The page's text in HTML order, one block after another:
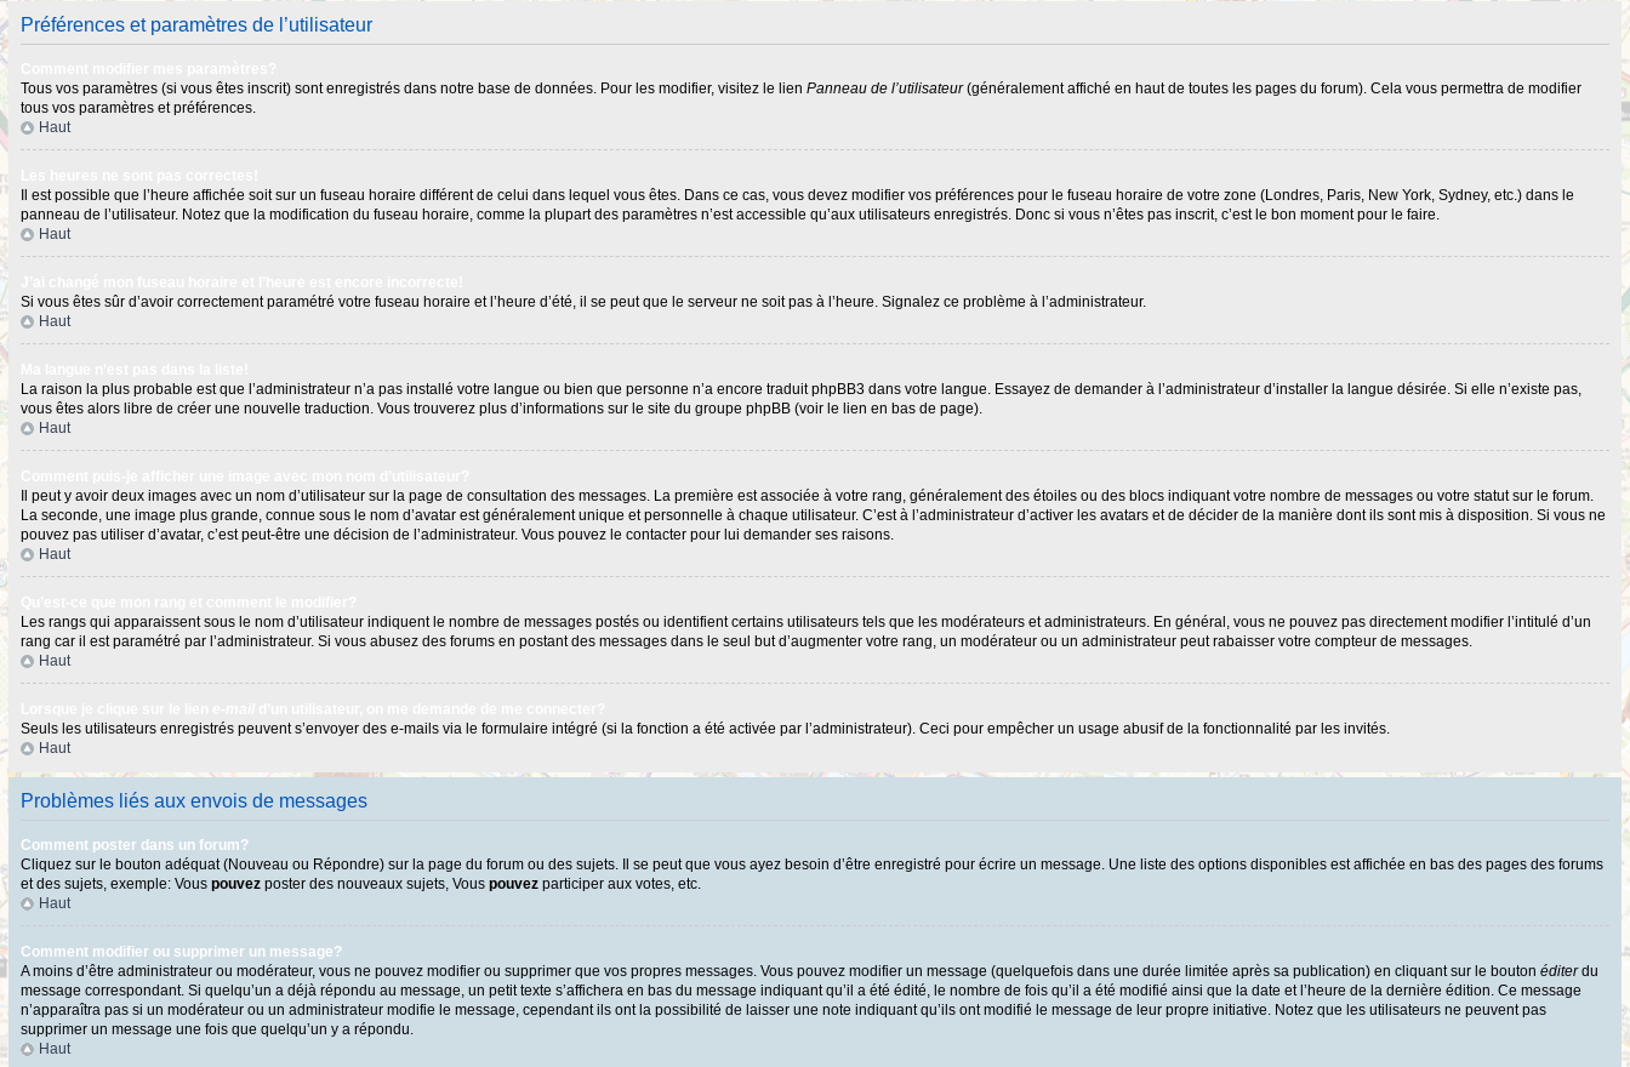
Préférences et paramètres de l’utilisateur
Tous vos paramètres (si vous êtes inscrit) sont enregistrés dans notre base de données. Pour les modifier, visitez le lien Panneau de l’utilisateur(généralement affiché en haut de toutes les pages du forum). Cela vous permettra de modifier
tous vos paramètres et préférences.
Haut
Il est possible que l’heure affichée soit sur un fuseau horaire différent de celui dans lequel vous êtes. Dans ce cas, vous devez modifier vos préférences pour le fuseau horaire de votre zone (Londres, Paris, New York, Sydney, etc.) dans le
panneau de l’utilisateur. Notez que la modification du fuseau horaire, comme la plupart des paramètres n’est accessible qu’aux utilisateurs enregistrés. Donc si vous n’êtes pas inscrit, c’est le bon moment pour le faire.
Haut
Si vous êtes sûr d’avoir correctement paramétré votre fuseau horaire et l’heure d’été, il se peut que le serveur ne soit pas à l’heure. Signalez ce problème à l’administrateur.
Haut
La raison la plus probable est que l’administrateur n’a pas installé votre langue ou bien que personne n’a encore traduit phpBB3 dans votre langue. Essayez de demander à l’administrateur d’installer la langue désirée. Si elle n’existe pas,
vous êtes alors libre de créer une nouvelle traduction. Vous trouverez plus d’informations sur le site du groupe phpBB (voir le lien en bas de page).
Haut
Il peut y avoir deux images avec un nom d’utilisateur sur la page de consultation des messages. La première est associée à votre rang, généralement des étoiles ou des blocs indiquant votre nombre de messages ou votre statut sur le forum.
La seconde, une image plus grande, connue sous le nom d’avatar est généralement unique et personnelle à chaque utilisateur. C’est à l’administrateur d’activer les avatars et de décider de la manière dont ils sont mis à disposition. Si vous ne
pouvez pas utiliser d’avatar, c’est peut-être une décision de l’administrateur. Vous pouvez le contacter pour lui demander ses raisons.
Haut
Les rangs qui apparaissent sous le nom d’utilisateur indiquent le nombre de messages postés ou identifient certains utilisateurs tels que les modérateurs et administrateurs. En général, vous ne pouvez pas directement modifier l’intitulé d’un
rang car il est paramétré par l’administrateur. Si vous abusez des forums en postant des messages dans le seul but d’augmenter votre rang, un modérateur ou un administrateur peut rabaisser votre compteur de messages.
Haut
Seuls les utilisateurs enregistrés peuvent s’envoyer des e-mails via le formulaire intégré (si la fonction a été activée par l’administrateur). Ceci pour empêcher un usage abusif de la fonctionnalité par les invités.
Haut
Problèmes liés aux envois de messages
Comment poster dans un forum?
Cliquez sur le bouton adéquat (Nouveau ou Répondre) sur la page du forum ou des sujets. Il se peut que vous ayez besoin d’être enregistré pour écrire un message. Une liste des options disponibles est affichée en bas des pages des forums
et des sujets, exemple: Vous pouvez poster des nouveaux sujets, Vous pouvez participer aux votes, etc.
Haut
Comment modifier ou supprimer un message?
A moins d’être administrateur ou modérateur, vous ne pouvez modifier ou supprimer que vos propres messages. Vous pouvez modifier un message (quelquefois dans une durée limitée après sa publication) en cliquant sur le bouton éditerdu
message correspondant. Si quelqu’un a déjà répondu au message, un petit texte s’affichera en bas du message indiquant qu’il a été édité, le nombre de fois qu’il a été modifié ainsi que la date et l’heure de la dernière édition. Ce message
n’apparaîtra pas si un modérateur ou un administrateur modifie le message, cependant ils ont la possibilité de laisser une note indiquant qu’ils ont modifié le message de leur propre initiative. Notez que les utilisateurs ne peuvent pas
supprimer un message une fois que quelqu’un y a répondu.
Haut